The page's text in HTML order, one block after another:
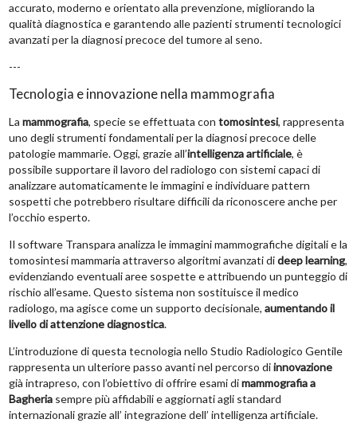
accurato, moderno e orientato alla prevenzione, migliorando la
qualità diagnostica e garantendo alle pazienti strumenti tecnologici
avanzati per la diagnosi precoce del tumore al seno.
---
Tecnologia e innovazione nella mammografia
La mammografia, specie se effettuata con tomosintesi, rappresenta
uno degli strumenti fondamentali per la diagnosi precoce delle
patologie mammarie. Oggi, grazie all’intelligenza artificiale, è
possibile supportare il lavoro del radiologo con sistemi capaci di
analizzare automaticamente le immagini e individuare pattern
sospetti che potrebbero risultare difficili da riconoscere anche per
l’occhio esperto.
Il software Transpara analizza le immagini mammografiche digitali e la
tomosintesi mammaria attraverso algoritmi avanzati dideep learning,
evidenziando eventuali aree sospette e attribuendo un punteggio di
rischio all’esame. Questo sistema non sostituisce il medico
radiologo, ma agisce come un supporto decisionale, aumentando il
livello di attenzione diagnostica.
L’introduzione di questa tecnologia nello Studio Radiologico Gentile
rappresenta un ulteriore passo avanti nel percorso diinnovazione
già intrapreso, con l’obiettivo di offrire esami dimammografia a
Bagheriasempre più affidabili e aggiornati agli standard
internazionali grazie all’ integrazione dell’ intelligenza artificiale.